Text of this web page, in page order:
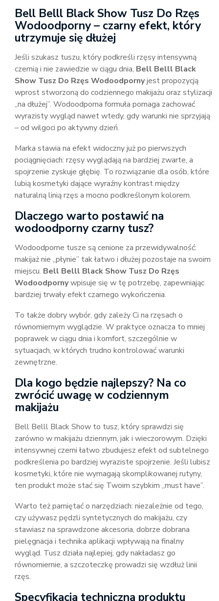
Bell Belll Black Show Tusz Do Rzęs
Wodoodporny – czarny efekt, który
utrzymuje się dłużej
Jeśli szukasz tuszu, który podkreśli rzęsy intensywną
czernią i nie zawiedzie w ciągu dnia, Bell Belll Black
Show Tusz Do Rzęs Wodoodpornyjest propozycją
wprost stworzoną do codziennego makijażu oraz stylizacji
„na dłużej”. Wodoodporna formuła pomaga zachować
wyrazisty wygląd nawet wtedy, gdy warunki nie sprzyjają
– od wilgoci po aktywny dzień.
Marka stawia na efekt widoczny już po pierwszych
pociągnięciach: rzęsy wyglądają na bardziej zwarte, a
spojrzenie zyskuje głębię. To rozwiązanie dla osób, które
lubią kosmetyki dające wyraźny kontrast między
naturalną linią rzęs a mocno podkreślonym kolorem.
Dlaczego warto postawić na
wodoodporny czarny tusz?
Wodoodporne tusze są cenione za przewidywalność:
makijaż nie „płynie” tak łatwo i dłużej pozostaje na swoim
miejscu. Bell Belll Black Show Tusz Do Rzęs
Wodoodpornywpisuje się w tę potrzebę, zapewniając
bardziej trwały efekt czarnego wykończenia.
To także dobry wybór, gdy zależy Ci na rzęsach o
równomiernym wyglądzie. W praktyce oznacza to mniej
poprawek w ciągu dnia i komfort, szczególnie w
sytuacjach, w których trudno kontrolować warunki
zewnętrzne.
Dla kogo będzie najlepszy? Na co
zwrócić uwagę w codziennym
makijażu
Bell Belll Black Show to tusz, który sprawdzi się
zarówno w makijażu dziennym, jak i wieczorowym. Dzięki
intensywnej czerni łatwo zbudujesz efekt od subtelnego
podkreślenia po bardziej wyraziste spojrzenie. Jeśli lubisz
kosmetyki, które nie wymagają skomplikowanej rutyny,
ten produkt może stać się Twoim szybkim „must have”.
Warto też pamiętać o narzędziach: niezależnie od tego,
czy używasz pędzli syntetycznych do makijażu, czy
stawiasz na sprawdzone akcesoria, dobrze dobrana
pielęgnacja i technika aplikacji wpływają na finalny
wygląd. Tusz działa najlepiej, gdy nakładasz go
równomiernie, a szczoteczkę prowadzi się wzdłuż linii
rzęs.
Specyfikacja techniczna produktu